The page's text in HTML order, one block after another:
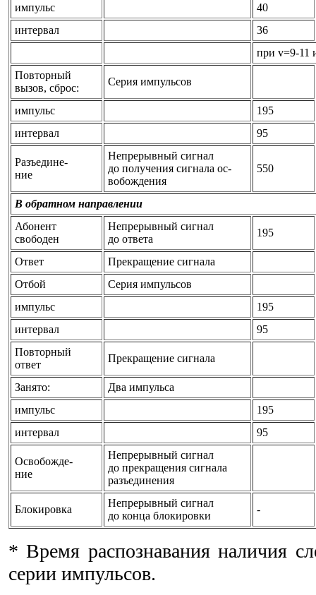
импульс
40
интервал
36
при v=9-11
Повторный
вызов, сброс:
Серия импульсов
импульс
195
интервал
95
Разъедине-
ние
Непрерывный сигнал
до получения сигнала ос-
вобождения
550
В обратном направлении
Абонент
свободен
Непрерывный сигнал
до ответа
195
Ответ
Прекращение сигнала
Отбой
Серия импульсов
импульс
195
интервал
95
Повторный
ответ
Прекращение сигнала
Занято:
Два импульса
импульс
195
интервал
95
Освобожде-
ние
Непрерывный сигнал
до прекращения сигнала
разъединения
Блокировка
Непрерывный сигнал
до конца блокировки
-
* Время распознавания наличия
серии импульсов.